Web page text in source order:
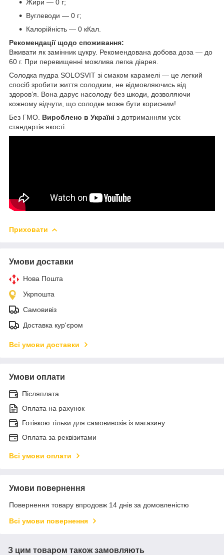
Жири — 0 г;
Вуглеводи — 0 г;
Калорійність — 0 кКал.
Рекомендації щодо споживання:
Вживати як замінник цукру. Рекомендована добова доза — до
60 г. При перевищенні можлива легка діарея.
Солодка пудра SOLOSVIT зі смаком карамелі — це легкий
спосіб зробити життя солодким, не відмовляючись від
здоров’я. Вона дарує насолоду без шкоди, дозволяючи
кожному відчути, що солодке може бути корисним!
Без ГМО. Вироблено в Україні з дотриманням усіх
стандартів якості.
Приховати
Умови доставки
Нова Пошта
Укрпошта
Самовивіз
Доставка кур'єром
Всі умови доставки
Умови оплати
Післяплата
Оплата на рахунок
Готівкою тільки для самовивозів із магазину
Оплата за реквізитами
Всі умови оплати
Умови повернення
Повернення товару впродовж 14 днів за домовленістю
Всі умови повернення
З цим товаром також замовляють